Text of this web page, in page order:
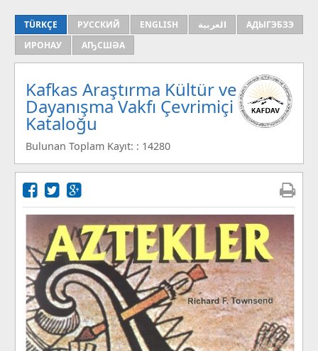
TÜRKÇE РУССКИЙ ENGLISH العربية
АДЫГЭБЗЭ
ИРОНАУ
АҦСШӘА
Kafkas Araştırma Kültür ve
Dayanışma Vakfı Çevrimiçi
Kataloğu
Bulunan Toplam Kayıt: : 14280